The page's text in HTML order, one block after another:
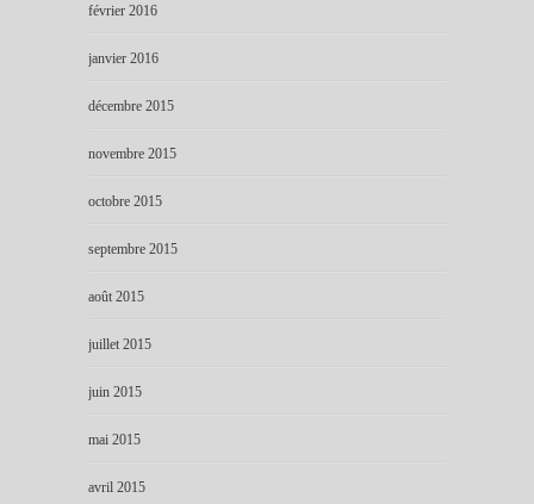
février 2016
janvier 2016
décembre 2015
novembre 2015
octobre 2015
septembre 2015
août 2015
juillet 2015
juin 2015
mai 2015
avril 2015